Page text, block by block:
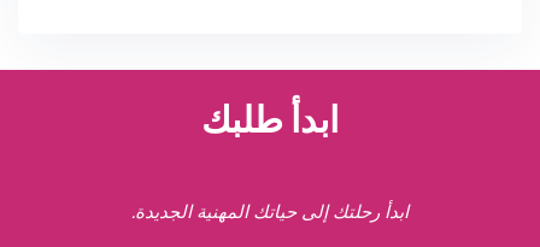
ابدأ طلبك
ابدأ رحلتك إلى حياتك المهنية الجديدة.